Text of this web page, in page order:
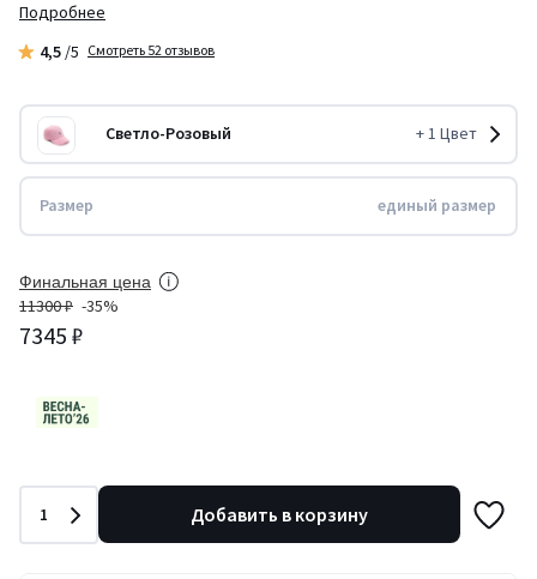
Подробнее
4,5 /5 Смотреть 52 отзывов
Светло-Розовый +1 Цвет
Размер единый размер
Финальная цена
11300 ₽ -35%
7345 ₽
Количество
1 Добавить в корзину